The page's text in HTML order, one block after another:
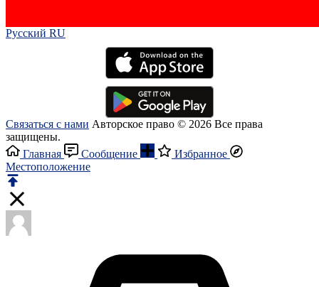
Русский RU‎
Связаться с нами Авторское право © 2026 Все права
защищены.
Главная
Сообщение
Избранное
Местоположение